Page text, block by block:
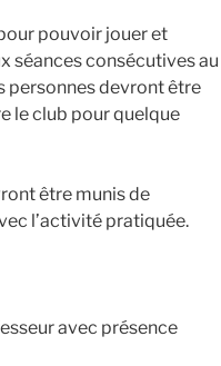
pouvoir jouer et
séances consécutives au
personnes devront être
le club pour quelque
être munis de
l’activité pratiquée.
avec présence